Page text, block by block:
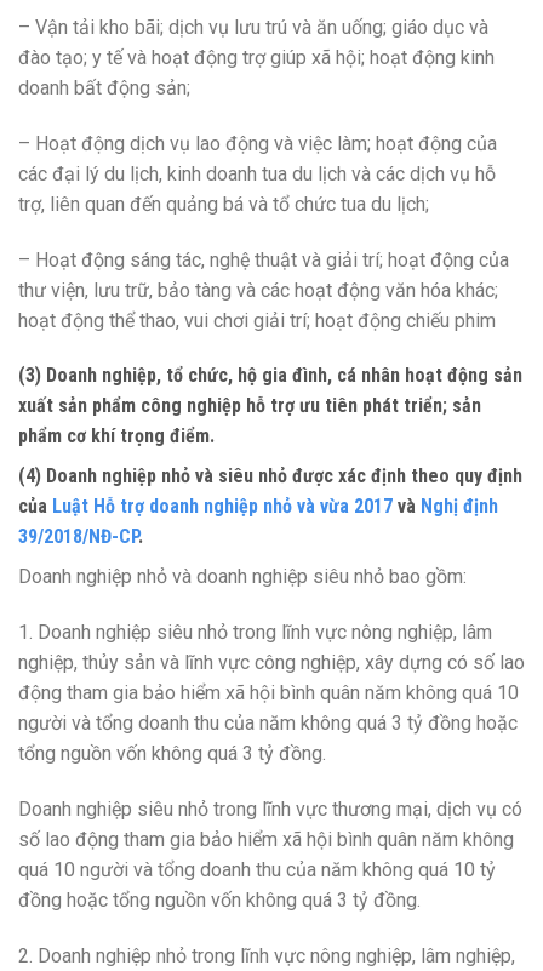
– Vận tải kho bãi; dịch vụ lưu trú và ăn uống; giáo dục và
đào tạo; y tế và hoạt động trợ giúp xã hội; hoạt động kinh
doanh bất động sản;
– Hoạt động dịch vụ lao động và việc làm; hoạt động của
các đại lý du lịch, kinh doanh tua du lịch và các dịch vụ hỗ
trợ, liên quan đến quảng bá và tổ chức tua du lịch;
– Hoạt động sáng tác, nghệ thuật và giải trí; hoạt động của
thư viện, lưu trữ, bảo tàng và các hoạt động văn hóa khác;
hoạt động thể thao, vui chơi giải trí; hoạt động chiếu phim
(3) Doanh nghiệp, tổ chức, hộ gia đình, cá nhân hoạt động sản
xuất sản phẩm công nghiệp hỗ trợ ưu tiên phát triển; sản
phẩm cơ khí trọng điểm.
(4) Doanh nghiệp nhỏ và siêu nhỏ được xác định theo quy định
của Luật Hỗ trợ doanh nghiệp nhỏ và vừa 2017 và Nghị định
39/2018/NĐ-CP.
Doanh nghiệp nhỏ và doanh nghiệp siêu nhỏ bao gồm:
1. Doanh nghiệp siêu nhỏ trong lĩnh vực nông nghiệp, lâm
nghiệp, thủy sản và lĩnh vực công nghiệp, xây dựng có số lao
động tham gia bảo hiểm xã hội bình quân năm không quá 10
người và tổng doanh thu của năm không quá 3 tỷ đồng hoặc
tổng nguồn vốn không quá 3 tỷ đồng.
Doanh nghiệp siêu nhỏ trong lĩnh vực thương mại, dịch vụ có
số lao động tham gia bảo hiểm xã hội bình quân năm không
quá 10 người và tổng doanh thu của năm không quá 10 tỷ
đồng hoặc tổng nguồn vốn không quá 3 tỷ đồng.
2. Doanh nghiệp nhỏ trong lĩnh vực nông nghiệp, lâm nghiệp,